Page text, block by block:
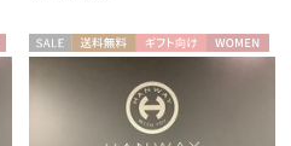
セー
ル
送料無 ギフト
向け
WOME